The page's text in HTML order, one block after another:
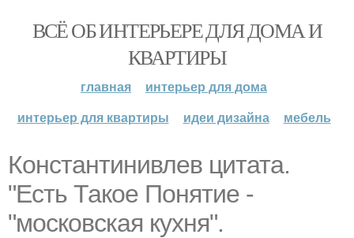
ВСЁ ОБ ИНТЕРЬЕРЕ ДЛЯ ДОМА И
КВАРТИРЫ
главная
интерьер для дома
интерьер для квартиры
идеи дизайна мебель
Константинивлев цитата.
"Есть Такое Понятие -
"московская кухня".